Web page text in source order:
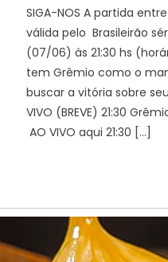
SIGA-NOS A partida
válida pelo Brasileirão
(07/06) às 21:30 hs
tem Grêmio como o
buscar a vitória sobre
VIVO (BREVE) 21:30
AO VIVO aqui 21:30 […]